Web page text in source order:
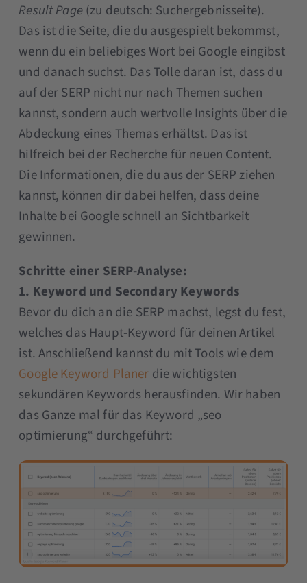
Result Page(zu deutsch: Suchergebnisseite).
Das ist die Seite, die du ausgespielt bekommst,
wenn du ein beliebiges Wort bei Google eingibst
und danach suchst. Das Tolle daran ist, dass du
auf der SERP nicht nur nach Themen suchen
kannst, sondern auch wertvolle Insights über die
Abdeckung eines Themas erhältst. Das ist
hilfreich bei der Recherche für neuen Content.
Die Informationen, die du aus der SERP ziehen
kannst, können dir dabei helfen, dass deine
Inhalte bei Google schnell an Sichtbarkeit
gewinnen.
Schritte einer SERP-Analyse:
1. Keyword und Secondary Keywords
Bevor du dich an die SERP machst, legst du fest,
welches das Haupt-Keyword für deinen Artikel
ist. Anschließend kannst du mit Tools wie dem
Google Keyword Planerdie wichtigsten
sekundären Keywords herausfinden. Wir haben
das Ganze mal für das Keyword „seo
optimierung“ durchgeführt: